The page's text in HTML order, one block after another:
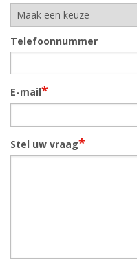
Telefoonnummer
E-mail*
Stel uw vraag*